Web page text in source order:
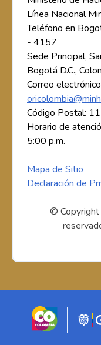
Línea Nacional
Teléfono en
- 4157
Sede Principal,
Bogotá D.C.,
Correo
Código Postal:
Horario de
5:00 p.m.
Mapa de Sitio
Declaración de
©